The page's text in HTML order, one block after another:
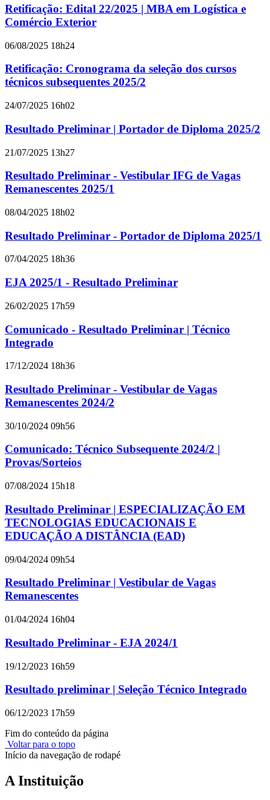
Retificação: Edital 22/2025 | MBA em Logística e
Comércio Exterior
06/08/2025 18h24
Retificação: Cronograma da seleção dos cursos
técnicos subsequentes 2025/2
24/07/2025 16h02
Resultado Preliminar | Portador de Diploma 2025/2
21/07/2025 13h27
Resultado Preliminar - Vestibular IFG de Vagas
Remanescentes 2025/1
08/04/2025 18h02
Resultado Preliminar - Portador de Diploma 2025/1
07/04/2025 18h36
EJA 2025/1 - Resultado Preliminar
26/02/2025 17h59
Comunicado - Resultado Preliminar | Técnico
Integrado
17/12/2024 18h36
Resultado Preliminar - Vestibular de Vagas
Remanescentes 2024/2
30/10/2024 09h56
Comunicado: Técnico Subsequente 2024/2 |
Provas/Sorteios
07/08/2024 15h18
Resultado Preliminar | ESPECIALIZAÇÃO EM
TECNOLOGIAS EDUCACIONAIS E
EDUCAÇÃO A DISTÂNCIA (EAD)
09/04/2024 09h54
Resultado Preliminar | Vestibular de Vagas
Remanescentes
01/04/2024 16h04
Resultado Preliminar - EJA 2024/1
19/12/2023 16h59
Resultado preliminar | Seleção Técnico Integrado
06/12/2023 17h59
Fim do conteúdo da página
Voltar para o topo
Início da navegação de rodapé
A Instituição